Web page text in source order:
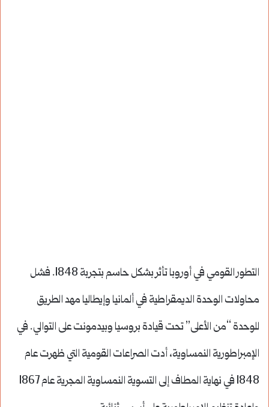
التطور القومي في أوروبا تأثر بشكل حاسم بتجربة 1848. فشل
محاولات الوحدة الديمقراطية في ألمانيا وإيطاليا مهد الطريق
للوحدة “من الأعلى” تحت قيادة بروسيا وبيدمونت على التوالي. في
الإمبراطورية النمساوية، أدت الصراعات القومية التي ظهرت عام
1848 في نهاية المطاف إلى التسوية النمساوية المجرية عام 1867